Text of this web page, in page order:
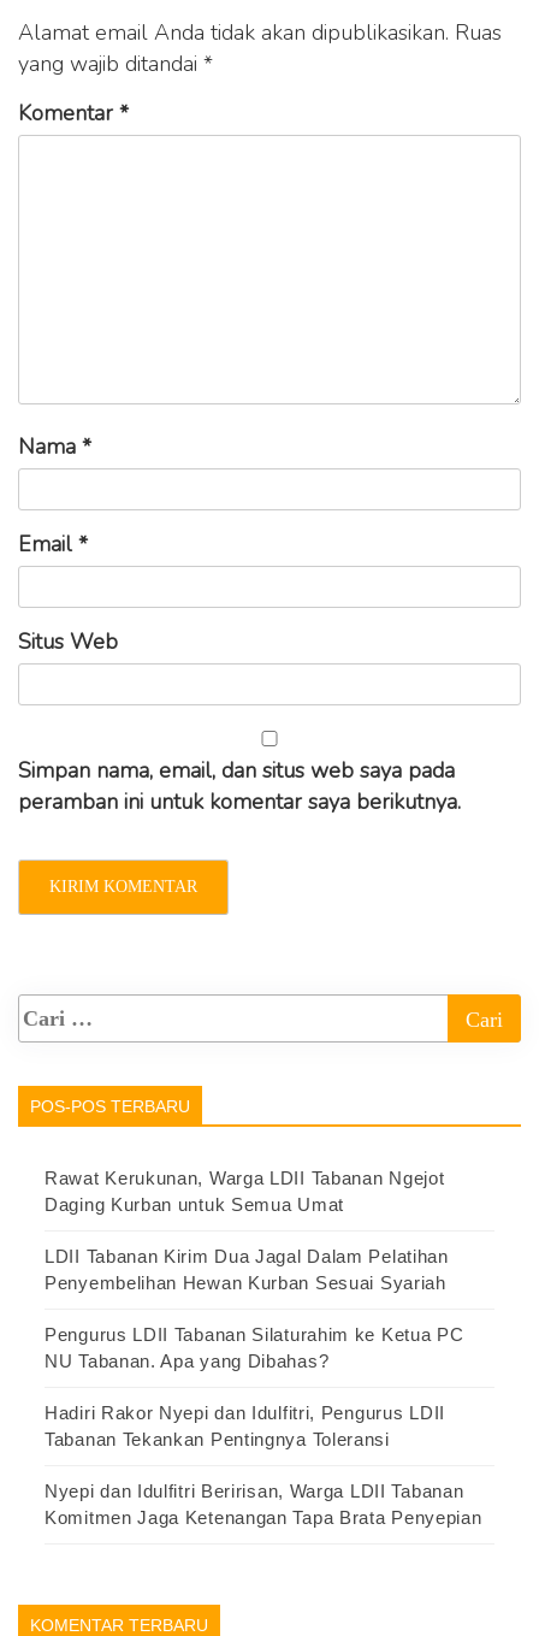
Alamat email Anda tidak akan dipublikasikan. Ruas
yang wajib ditandai *
Komentar *
Nama *
Email *
Situs Web
Simpan nama, email, dan situs web saya pada
peramban ini untuk komentar saya berikutnya.
POS-POS TERBARU
Rawat Kerukunan, Warga LDII Tabanan Ngejot
Daging Kurban untuk Semua Umat
LDII Tabanan Kirim Dua Jagal Dalam Pelatihan
Penyembelihan Hewan Kurban Sesuai Syariah
Pengurus LDII Tabanan Silaturahim ke Ketua PC
NU Tabanan. Apa yang Dibahas?
Hadiri Rakor Nyepi dan Idulfitri, Pengurus LDII
Tabanan Tekankan Pentingnya Toleransi
Nyepi dan Idulfitri Beririsan, Warga LDII Tabanan
Komitmen Jaga Ketenangan Tapa Brata Penyepian
KOMENTAR TERBARU